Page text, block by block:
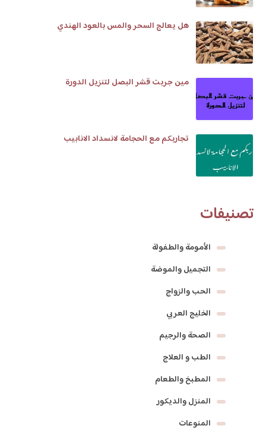
هل يعالج السحر والمس بالعود الهندي
مين جربت قشر البصل لتنزيل الدورة
تجاربكم مع الحجامة لانسداد الانابيب
تصنيفات
الأمومة والطفولة
التجميل والموضة
الحب والزواج
الخليج العربي
الصحة والرجيم
الطب و العلاج
المطبخ والطعام
المنزل والديكور
المنوعات